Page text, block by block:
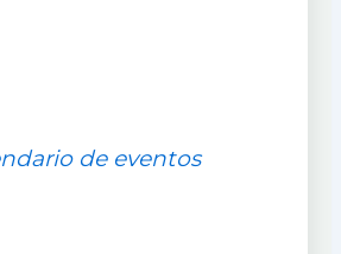
de eventos